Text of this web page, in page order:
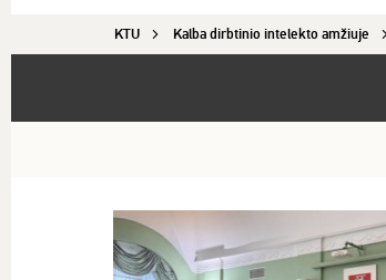
KTU Kalba dirbtinio intelekto amžiuje